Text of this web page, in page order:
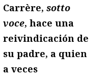
Carrère, sotto
voce, hace una
reivindicación de
su padre, a quien
a veces